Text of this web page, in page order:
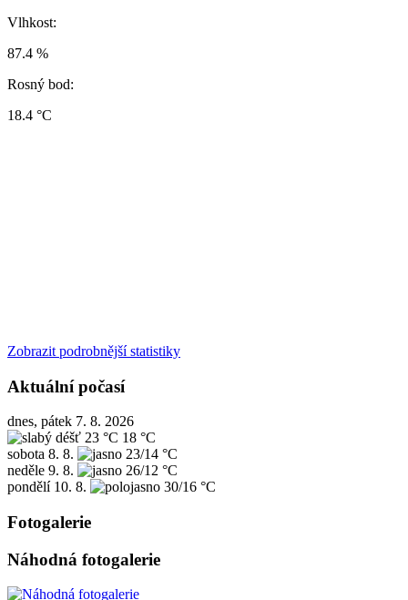
Vlhkost:
87.4 %
Rosný bod:
18.4 °C
Zobrazit podrobnější statistiky
Aktuální počasí
dnes, pátek 7. 8. 2026
23 °C 18 °C
sobota 8. 8.
23/14 °C
neděle 9. 8.
26/12 °C
pondělí 10. 8. 30/16 °C
Fotogalerie
Náhodná fotogalerie